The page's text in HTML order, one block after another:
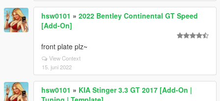
hsw0101 » 2022 Bentley Continental GT Speed
[Add-On]
front plate plz~
View Context
15. juni 2022
hsw0101 » KIA Stinger 3.3 GT 2017 [Add-On |